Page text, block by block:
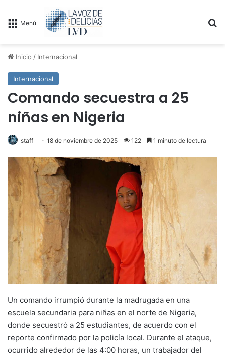
Menú
Inicio / Internacional
Internacional
Comando secuestra a 25
niñas en Nigeria
staff 18 de noviembre de 2025 122 1 minuto de lectura
Un comando irrumpió durante la madrugada en una
escuela secundaria para niñas en el norte de Nigeria,
donde secuestró a 25 estudiantes, de acuerdo con el
reporte confirmado por la policía local. Durante el ataque,
ocurrido alrededor de las 4:00 horas, un trabajador del